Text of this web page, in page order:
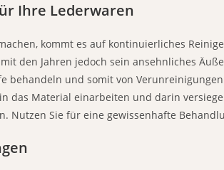
Ihre Lederwaren
kommt es auf kontinuierliches
den Jahren jedoch sein ansehnliches
und somit von
das Material einarbeiten und darin
Sie für eine gewissenhafte